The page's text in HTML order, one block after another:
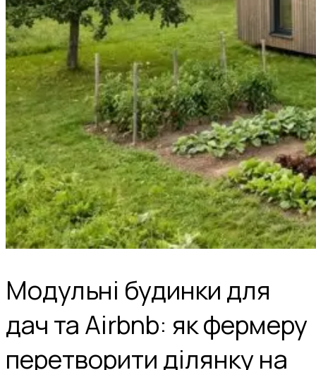
Модульні будинки для
дач та Airbnb: як фермеру
перетворити ділянку на